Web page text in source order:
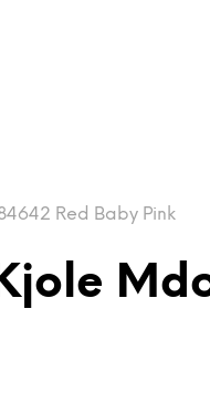
Red Baby Pink